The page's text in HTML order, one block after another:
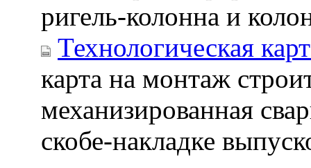
ригель-колонна и
Технологическая
карта на монтаж
механизированная
скобе-накладке